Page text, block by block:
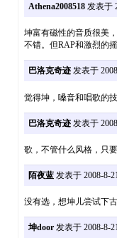
Athena2008518发表于
坤富有磁性的音质很美
不错。但RAP和激烈的
巴洛克奇迹发表于
觉得坤，嗓音和唱歌的
巴洛克奇迹发表于
歌，不管什么风格，只
陌夜蓝发表于 2008-8-
没有选，想坤儿尝试下
坤door发表于 2008-8-